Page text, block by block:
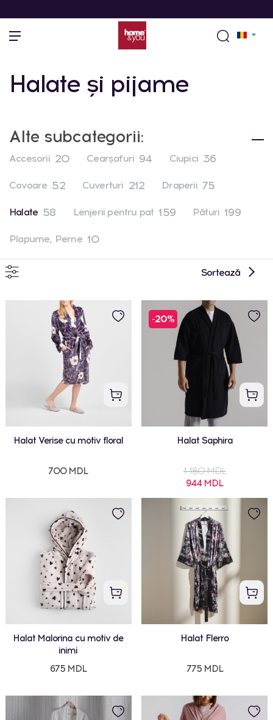
Halate și pijame
Alte subcategorii:
Accesorii 20 Cearşafuri 94 Ciupici 36
Covoare 52 Cuverturi 212 Draperii 75
Halate 58 Lenjerii pentru pat 159 Pături 199
Plapume, Perne 10
Sortează
Halat Verise cu motiv floral
700 MDL
-20%
Halat Saphira
1 180 MDL
944 MDL
Halat Malorina cu motiv de
inimi
675 MDL
Halat Flerro
775 MDL